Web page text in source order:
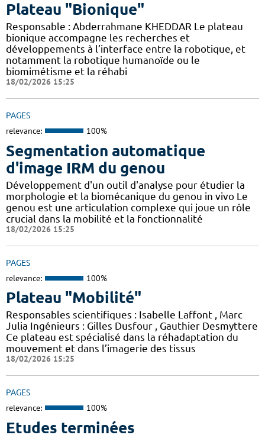
Plateau "Bionique"
Responsable : Abderrahmane KHEDDAR Le plateau
bionique accompagne les recherches et
développements à l’interface entre la robotique, et
notamment la robotique humanoïde ou le
biomimétisme et la réhabi
18/02/2026 15:25
PAGES
relevance: 100%
Segmentation automatique
d'image IRM du genou
Développement d'un outil d'analyse pour étudier la
morphologie et la biomécanique du genou in vivo Le
genou est une articulation complexe qui joue un rôle
crucial dans la mobilité et la fonctionnalité
18/02/2026 15:25
PAGES
relevance: 100%
Plateau "Mobilité"
Responsables scientifiques : Isabelle Laffont , Marc
Julia Ingénieurs : Gilles Dusfour , Gauthier Desmyttere
Ce plateau est spécialisé dans la réhadaptation du
mouvement et dans l’imagerie des tissus
18/02/2026 15:25
PAGES
relevance: 100%
Etudes terminées